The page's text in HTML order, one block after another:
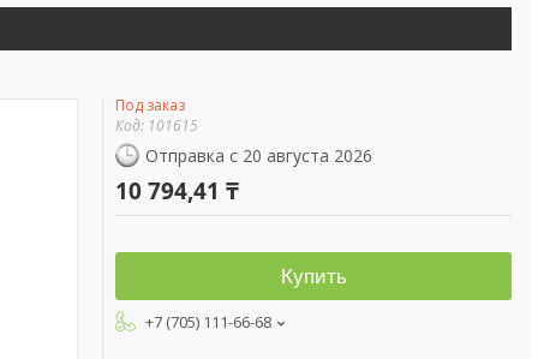
Под заказ
Код: 101615
Отправка с 20 августа 2026
10 794,41 ₸
Купить
+7 (705) 111-66-68